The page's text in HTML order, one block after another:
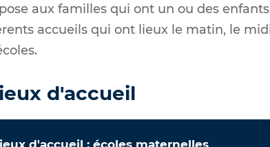
aux familles qui ont un ou des
accueils qui ont lieux le matin, le
.
d'accueil
d'accueil : écoles maternelles